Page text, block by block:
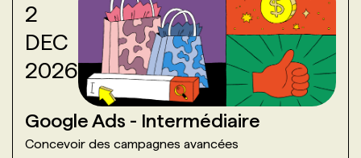
2
DEC
2026
Google Ads - Intermédiaire
Concevoir des campagnes avancées